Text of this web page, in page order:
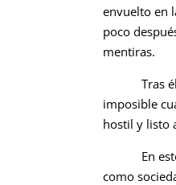
envuelto en
poco
mentiras.
Tras él,
imposible
hostil y listo
En estos
como